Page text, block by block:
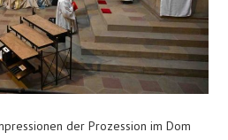
der Prozession im Dom